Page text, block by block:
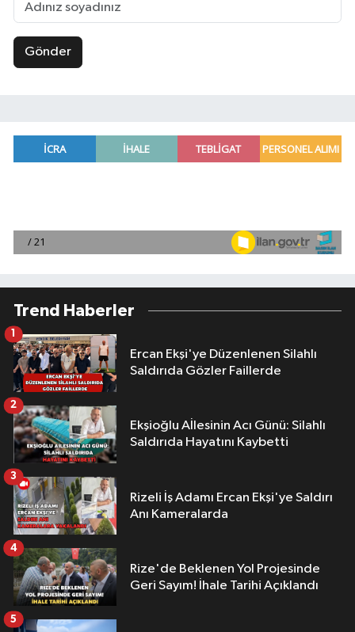
Gönder
Trend Haberler
Ercan Ekşi'ye Düzenlenen Silahlı
Saldırıda Gözler Faillerde
1
Ekşioğlu Aİlesinin Acı Günü: Silahlı
Saldırıda Hayatını Kaybetti
2
Rizeli İş Adamı Ercan Ekşi'ye Saldırı
Anı Kameralarda
3
Rize'de Beklenen Yol Projesinde
Geri Sayım! İhale Tarihi Açıklandı
4
5